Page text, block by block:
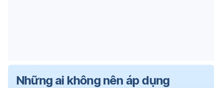
Những ai không nên áp dụng